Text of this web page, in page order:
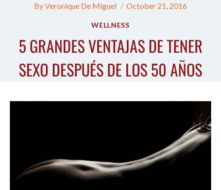
ByVeronique De Miguel October 21, 2016
WELLNESS
5 GRANDES VENTAJAS DE TENER
SEXO DESPUÉS DE LOS 50 AÑOS